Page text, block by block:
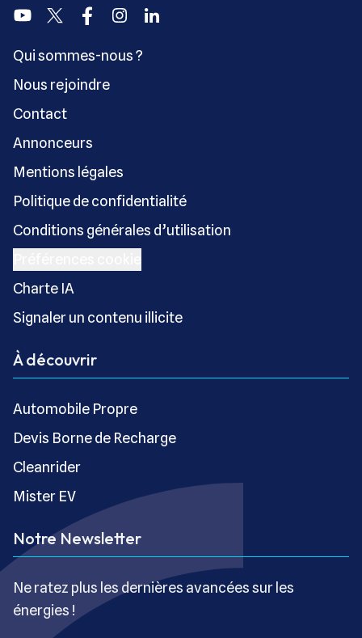
YoutubeTwitter FacebookInstagramLinkedin
Qui sommes-nous ?
Nous rejoindre
Contact
Annonceurs
Mentions légales
Politique de confidentialité
Conditions générales d’utilisation
Charte IA
Signaler un contenu illicite
À découvrir
Automobile Propre
Devis Borne de Recharge
Cleanrider
Mister EV
Notre Newsletter
Ne ratez plus les dernières avancées sur les
énergies !